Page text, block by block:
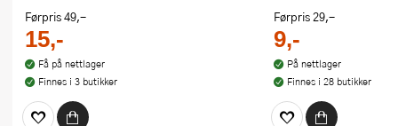
Førpris49,-
15,-
Få på nettlager
Finnes i 3 butikker
Førpris29,-
9,-
På nettlager
Finnes i 28 butikker